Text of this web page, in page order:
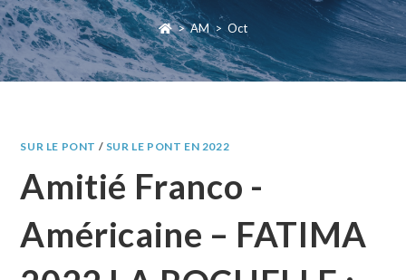
> AM > Oct
SUR LE PONT / SUR LE PONT EN 2022
Amitié Franco -
Américaine – FATIMA